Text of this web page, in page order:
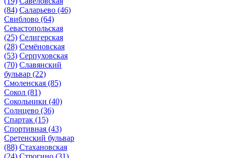
(84) Саларьево (46)
Свиблово (64)
Севастопольская
(25) Селигерская
(28) Семёновская
(53) Серпуховская
(70) Славянский
бульвар (22)
Смоленская (85)
Сокол (81)
Сокольники (40)
Солнцево (36)
Спартак (15)
Спортивная (43)
Сретенский бульвар
(88) Стахановская
(24) Строгино (31)